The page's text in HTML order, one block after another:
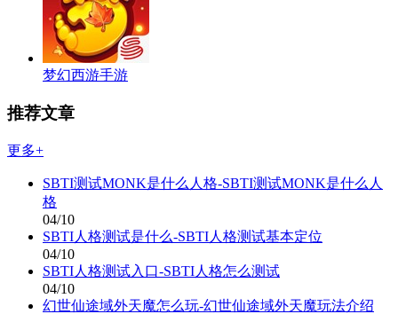
梦幻西游手游
推荐文章
更多+
SBTI测试MONK是什么人格-SBTI测试MONK是什么人
格
04/10
SBTI人格测试是什么-SBTI人格测试基本定位
04/10
SBTI人格测试入口-SBTI人格怎么测试
04/10
幻世仙途域外天魔怎么玩-幻世仙途域外天魔玩法介绍